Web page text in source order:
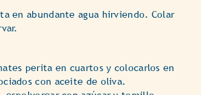
en abundante agua hirviendo. Colar
perita en cuartos y colocarlos en
con aceite de oliva.